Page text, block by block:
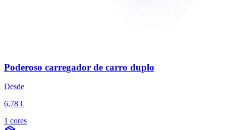
Poderoso carregador de carro duplo
Desde
6,78 €
1 cores